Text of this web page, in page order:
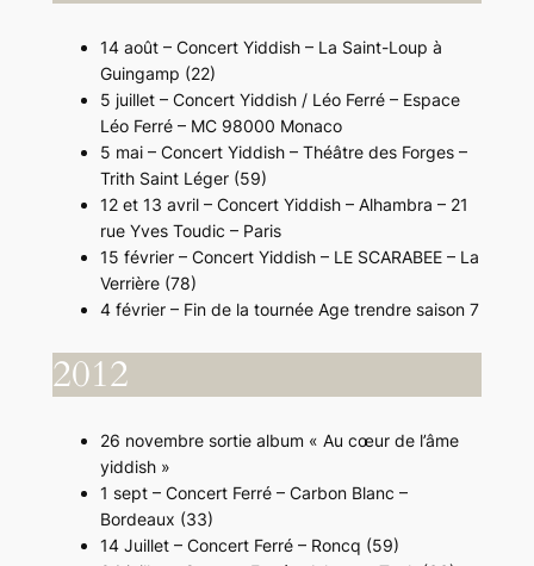
14 août – Concert Yiddish – La Saint-Loup à
Guingamp (22)
5 juillet – Concert Yiddish / Léo Ferré – Espace
Léo Ferré – MC 98000 Monaco
5 mai – Concert Yiddish – Théâtre des Forges –
Trith Saint Léger (59)
12 et 13 avril – Concert Yiddish – Alhambra – 21
rue Yves Toudic – Paris
15 février – Concert Yiddish – LE SCARABEE – La
Verrière (78)
4 février – Fin de la tournée Age trendre saison 7
2012
26 novembre sortie album « Au cœur de l’âme
yiddish »
1 sept – Concert Ferré – Carbon Blanc –
Bordeaux (33)
14 Juillet – Concert Ferré – Roncq (59)